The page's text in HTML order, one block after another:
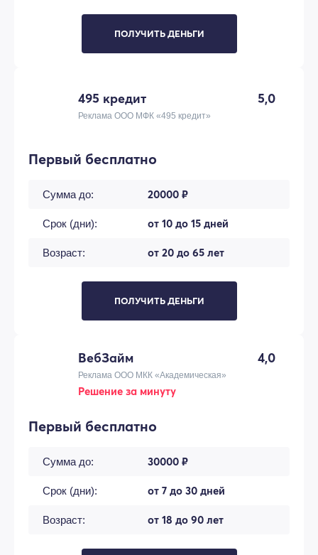
ПОЛУЧИТЬ ДЕНЬГИ
495 кредит 5,0
Реклама ООО МФК «495 кредит»
Первый бесплатно
Сумма до: 20000 ₽
Срок (дни): от 10 до 15 дней
Возраст: от 20 до 65 лет
ПОЛУЧИТЬ ДЕНЬГИ
ВебЗайм 4,0
Реклама ООО МКК «Академическая»
Решение за минуту
Первый бесплатно
Сумма до: 30000 ₽
Срок (дни): от 7 до 30 дней
Возраст: от 18 до 90 лет